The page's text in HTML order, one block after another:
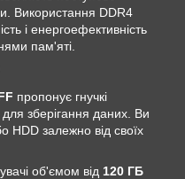
Використання DDR4
і енергоефективність
пам'яті.
пропонує гнучкі
зберігання даних. Ви
HDD залежно від своїх
об'ємом від 120 ГБ